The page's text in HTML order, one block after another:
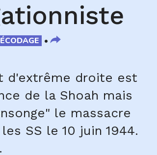
d'extrême droite est
de la Shoah mais
le massacre
SS le 10 juin 1944.